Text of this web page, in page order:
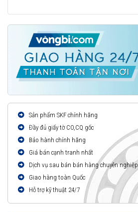
Sản phẩm SKF chính hãng
Đầy đủ giấy tờ CO,CQ gốc
Bảo hành chính hãng
Giá bán cạnh tranh nhất
Dịch vụ sau bán bán hàng chuyên nghiệp
Giao hàng toàn Quốc
Hỗ trợ kỹ thuật 24/7